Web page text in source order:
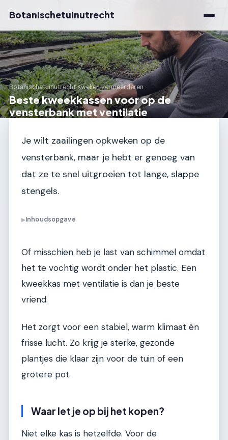
Botanischetuinutrecht
Botanischetuinutrecht›Kweken vermeerderen
Beste kweekkassen voor op de
vensterbank met ventilatie
Je wilt zaailingen opkweken op de
vensterbank, maar je hebt er genoeg van
dat ze te snel uitgroeien tot lange, slappe
stengels.
▶Inhoudsopgave
Of misschien heb je last van schimmel omdat
het te vochtig wordt onder het plastic. Een
kweekkas met ventilatie is dan je beste
vriend.
Het zorgt voor een stabiel, warm klimaat én
frisse lucht. Zo krijg je sterke, gezonde
plantjes die klaar zijn voor de tuin of een
grotere pot.
Waar let je op bij het kopen?
Niet elke kas is hetzelfde. Voor de